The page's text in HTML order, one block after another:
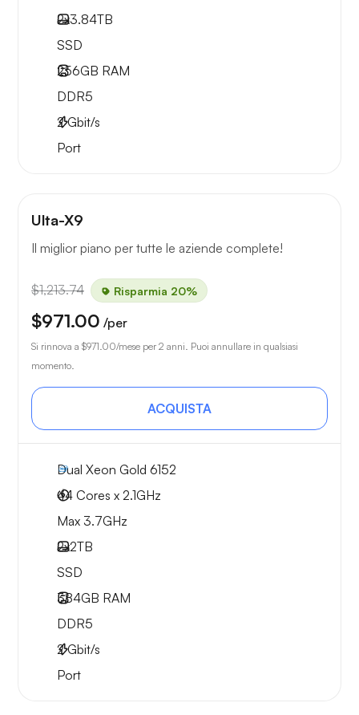
2x3.84TB
SSD
256GB RAM
DDR5
2Gbit/s
Port
Ulta-X9
Il miglior piano per tutte le aziende complete!
$1,213.74 Risparmia 20%
$971.00 /per
Si rinnova a $971.00/mese per 2 anni. Puoi annullare in qualsiasi
momento.
ACQUISTA
Dual Xeon Gold 6152
44 Cores x 2.1GHz
Max 3.7GHz
2x2TB
SSD
384GB RAM
DDR5
2Gbit/s
Port